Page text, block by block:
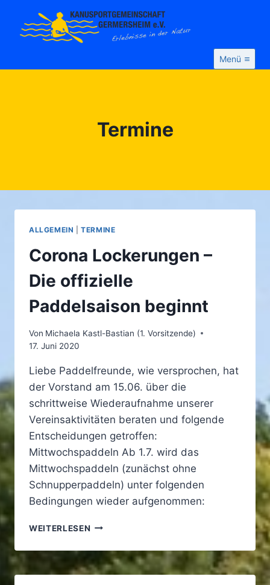
Inhalt
springen
Menü
Termine
ALLGEMEIN |TERMINE
Corona Lockerungen –
Die offizielle
Paddelsaison beginnt
Von Michaela Kastl-Bastian (1. Vorsitzende)
17. Juni 2020
Liebe Paddelfreunde, wie versprochen, hat
der Vorstand am 15.06. über die
schrittweise Wiederaufnahme unserer
Vereinsaktivitäten beraten und folgende
Entscheidungen getroffen:
Mittwochspaddeln Ab 1.7. wird das
Mittwochspaddeln (zunächst ohne
Schnupperpaddeln) unter folgenden
Bedingungen wieder aufgenommen:
WEITERLESEN CORONA
–
DIE
OFFIZIELLE